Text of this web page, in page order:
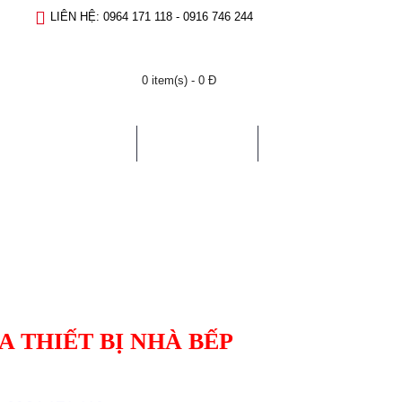
LIÊN HỆ: 0964 171 118 - 0916 746 244
0 item(s) - 0 Đ
THIẾT BỊ NHÀ BẾP